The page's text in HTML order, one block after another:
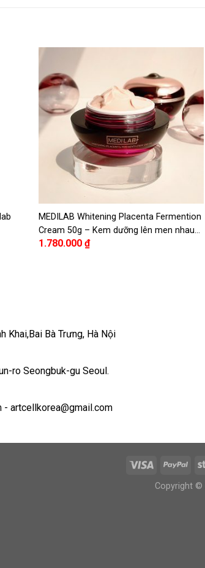
MEDILAB Whitening Placenta Fermention
Cream 50g – Kem dưỡng lên men nhau
thai cừu làm trắng da MEDILAB
1.780.000 ₫
Khai,Bai Bà Trưng, Hà Nội
ro Seongbuk-gu Seoul.
- artcellkorea@gmail.com
Copyright ©